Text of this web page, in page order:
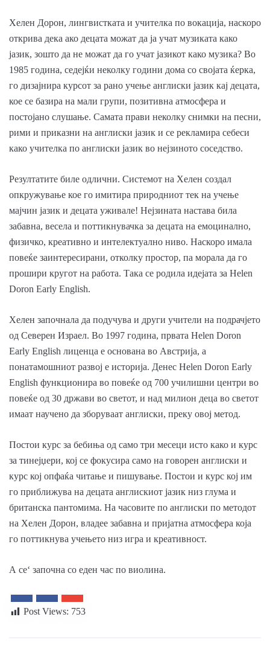
Хелен Дорон, лингвистката и учителка по вокација, наскоро
открива дека ако децата можат да ја учат музиката како
јазик, зошто да не можат да го учат јазикот како музика? Во
1985 година, седејќи неколку години дома со својата ќерка,
го дизајнира курсот за рано учење англиски јазик кај децата,
кое се базира на мали групи, позитивна атмосфера и
постојано слушање. Самата прави неколку снимки на песни,
рими и приказни на англиски јазик и се рекламира себеси
како учителка по англиски јазик во нејзиното соседство.
Резултатите биле одлични. Системот на Хелен создал
опкружување кое го имитира природниот тек на учење
мајчин јазик и децата уживале! Нејзината настава била
забавна, весела и поттикнувачка за децата на емоцинално,
физичко, креативно и интелектуално ниво. Наскоро имала
повеќе заинтересирани, отколку простор, па морала да го
прошири кругот на работа. Така се родила идејата за Helen
Doron Early English.
Хелен започнала да подучува и други учители на подрачјето
од Северен Израел. Во 1997 година, првата Helen Doron
Early English лиценца е основана во Австрија, а
понатамошниот развој е историја. Денес Helen Doron Early
English функционира во повеќе од 700 училишни центри во
повеќе од 30 држави во светот, и над милион деца во светот
имаат научено да зборуваат англиски, преку овој метод.
Постои курс за бебиња од само три месеци исто како и курс
за тинејџери, кој се фокусира само на говорен англиски и
курс кој опфаќа читање и пишување. Постои и курс кој им
го приближува на децата англискиот јазик низ глума и
британска пантомима. На часовите по англиски по методот
на Хелен Дорон, владее забавна и пријатна атмосфера која
го поттикнува учењето низ игра и креативност.
А се‘ започна со еден час по виолина.
Post Views: 753